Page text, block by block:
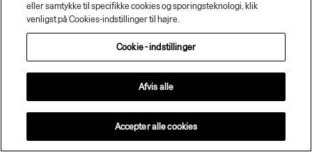
eller samtykke til specifikke cookies og sporingsteknologi, klik
venligst på Cookies-indstillinger til højre.
Cookie - indstillinger
Afvis alle
Accepter alle cookies